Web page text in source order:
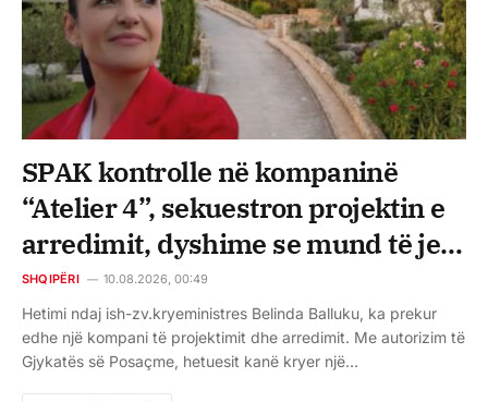
SPAK kontrolle në kompaninë
“Atelier 4”, sekuestron projektin e
arredimit, dyshime se mund të jetë
pasuri e fshehur e Ballukut
SHQIPËRI 10.08.2026, 00:49
Hetimi ndaj ish-zv.kryeministres Belinda Balluku, ka prekur
edhe një kompani të projektimit dhe arredimit. Me autorizim të
Gjykatës së Posaçme, hetuesit kanë kryer një…